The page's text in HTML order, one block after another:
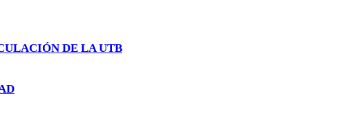
DE LA UTB